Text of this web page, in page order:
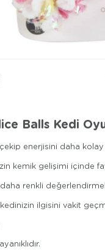
Balls Kedi
enerjisini daha
kemik gelişimi içinde
renkli
ilgisini vakit